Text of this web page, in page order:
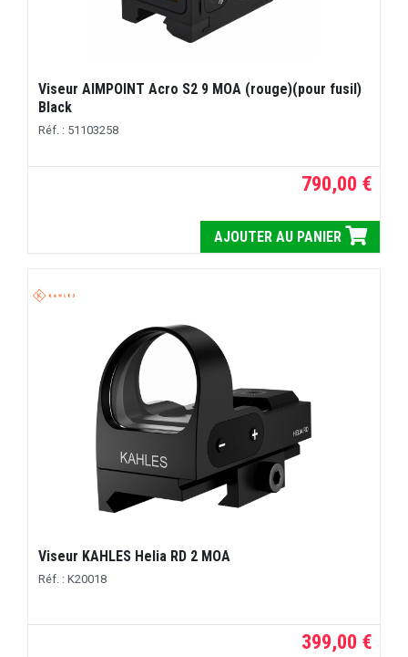
Viseur AIMPOINT Acro S2 9 MOA (rouge)(pour fusil)
Black
Réf. : 51103258
790,00 €
AJOUTER AU PANIER
Viseur KAHLES Helia RD 2 MOA
Réf. : K20018
399,00 €